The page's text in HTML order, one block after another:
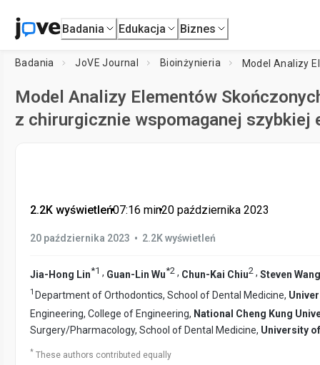
Badania Edukacja Biznes
Badania JoVE Journal Bioinżynieria
Model Analizy Elementów
z chirurgicznie wspomaganej szybkiej
2.2K wyświetleń•07:16 min•20 października 2023
20 października 2023 • 2.2K wyświetleń
Jia-Hong Lin*1 , Guan-Lin Wu*2 , Chun-Kai Chiu2 , Steven Wang
1 Department of Orthodontics, School of Dental Medicine,
Engineering, College of Engineering, National Cheng Kung
Surgery/Pharmacology, School of Dental Medicine, University
* These authors contributed equally